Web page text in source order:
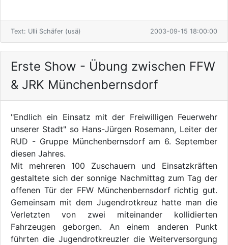
Text: Ulli Schäfer (usä) 2003-09-15 18:00:00
Erste Show - Übung zwischen FFW
& JRK Münchenbernsdorf
"Endlich ein Einsatz mit der Freiwilligen Feuerwehr
unserer Stadt" so Hans-Jürgen Rosemann, Leiter der
RUD - Gruppe Münchenbernsdorf am 6. September
diesen Jahres.
Mit mehreren 100 Zuschauern und Einsatzkräften
gestaltete sich der sonnige Nachmittag zum Tag der
offenen Tür der FFW Münchenbernsdorf richtig gut.
Gemeinsam mit dem Jugendrotkreuz hatte man die
Verletzten von zwei miteinander kollidierten
Fahrzeugen geborgen. An einem anderen Punkt
führten die Jugendrotkreuzler die Weiterversorgung